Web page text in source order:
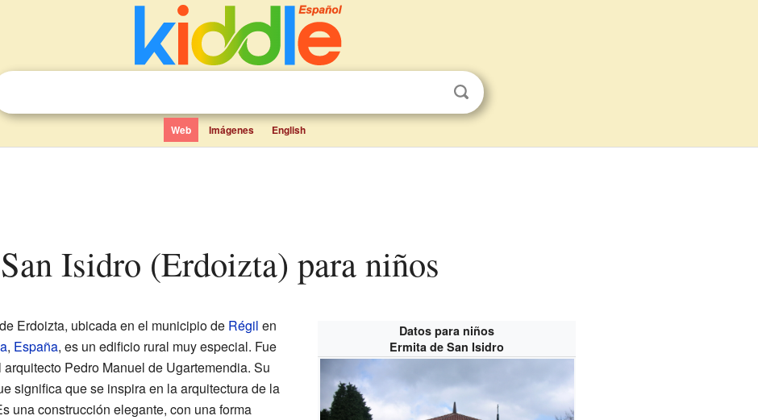
Web Imágenes English
San Isidro (Erdoizta) para niños
Datos para niños
Ermita de San Isidro
de Erdoizta, ubicada en el municipio de Régil en
, España, es un edificio rural muy especial. Fue
Pedro Manuel de Ugartemendia. Su
significa que se inspira en la arquitectura de la
una construcción elegante, con una forma